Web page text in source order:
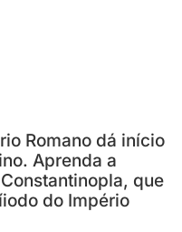
Romano dá início
Aprenda a
que
do Império